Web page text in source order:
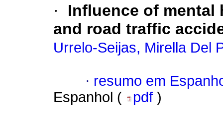
·
Influence of
and road traffic
Urrelo-Seijas, Mirella Del
· resumo em
Espanhol (
pdf )